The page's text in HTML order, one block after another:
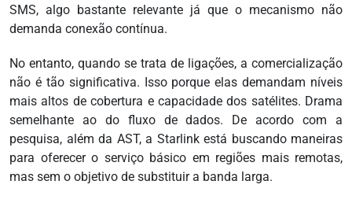
SMS, algo bastante relevante já que o mecanismo não
demanda conexão contínua.
No entanto, quando se trata de ligações, a comercialização
não é tão significativa. Isso porque elas demandam níveis
mais altos de cobertura e capacidade dos satélites. Drama
semelhante ao do fluxo de dados. De acordo com a
pesquisa, além da AST, a Starlink está buscando maneiras
para oferecer o serviço básico em regiões mais remotas,
mas sem o objetivo de substituir a banda larga.